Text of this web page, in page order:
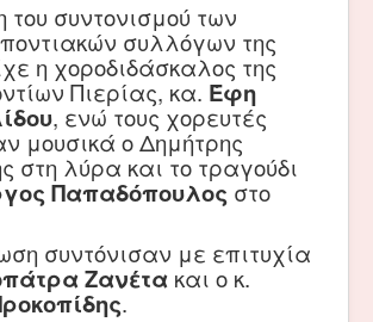
του συντονισμού των
συλλόγων της
η χοροδιδάσκαλος της
Πιερίας, κα. Έφη
, ενώ τους χορευτές
μουσικά ο Δημήτρης
στη λύρα και το τραγούδι
Παπαδόπουλος στο
συντόνισαν με επιτυχία
Ζανέτα και ο κ.
.